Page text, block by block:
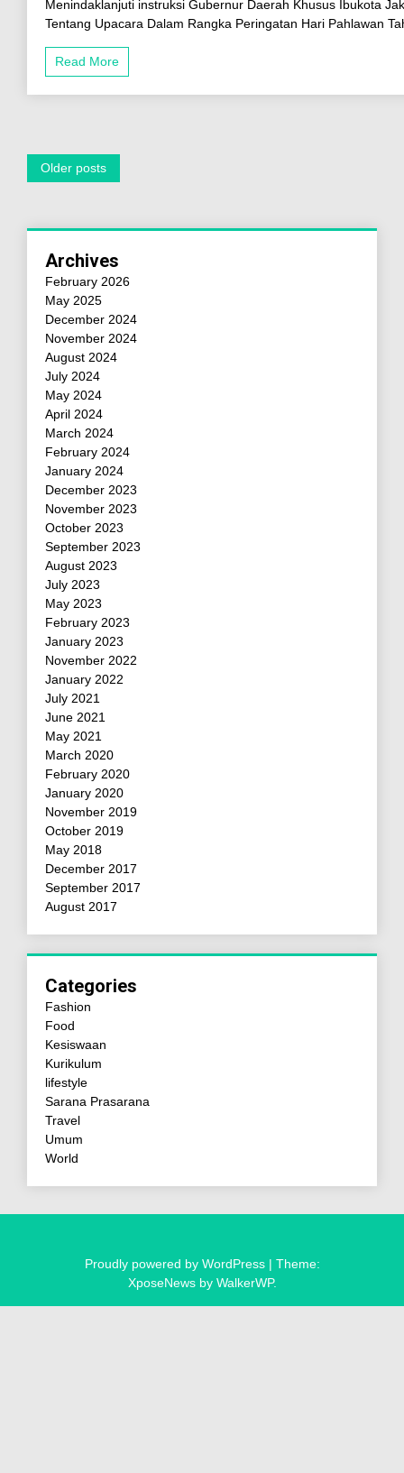
Menindaklanjuti instruksi Gubernur Daerah Khusus Ibukota
Tentang Upacara Dalam Rangka Peringatan Hari Pahlawan
Read More
Older posts
Archives
February 2026
May 2025
December 2024
November 2024
August 2024
July 2024
May 2024
April 2024
March 2024
February 2024
January 2024
December 2023
November 2023
October 2023
September 2023
August 2023
July 2023
May 2023
February 2023
January 2023
November 2022
January 2022
July 2021
June 2021
May 2021
March 2020
February 2020
January 2020
November 2019
October 2019
May 2018
December 2017
September 2017
August 2017
Categories
Fashion
Food
Kesiswaan
Kurikulum
lifestyle
Sarana Prasarana
Travel
Umum
World
Proudly powered by WordPress | Theme:
XposeNews by WalkerWP.